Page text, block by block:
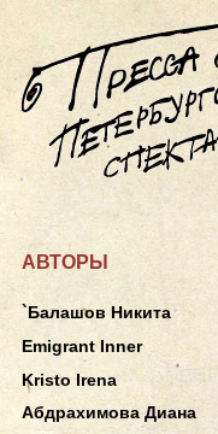
АВТОРЫ
`Балашов Никита
Emigrant Inner
Kristo Irena
Абдрахимова Диана